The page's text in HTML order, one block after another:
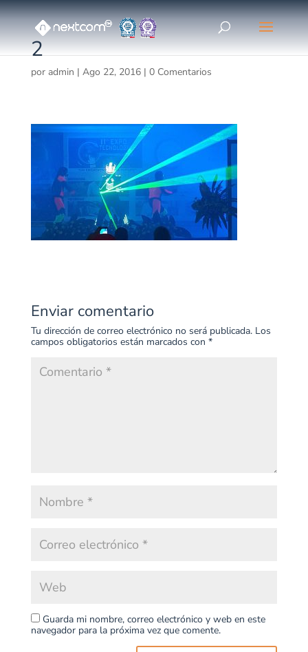
2
por admin | Ago 22, 2016| 0 Comentarios
Enviar comentario
Tu dirección de correo electrónico no será publicada. Los
campos obligatorios están marcados con *
Guarda mi nombre, correo electrónico y web en este
navegador para la próxima vez que comente.